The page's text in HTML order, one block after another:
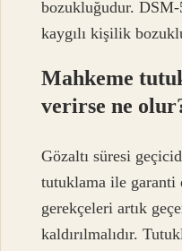
bozukluğudur.
kaygılı kişilik
Mahkeme
verirse ne
Gözaltı süresi
tutuklama ile garanti
gerekçeleri artık
kaldırılmalıdır.